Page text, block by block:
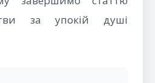
за упокій душі